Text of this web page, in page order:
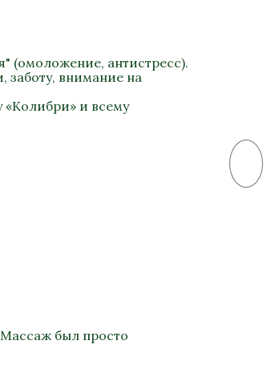
(омоложение, антистресс).
заботу, внимание на
«Колибри» и всему
был просто